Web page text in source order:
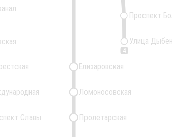
4
Проспект
Улица
Пролетарская
Ломоносовская
Елизаровская
Славы